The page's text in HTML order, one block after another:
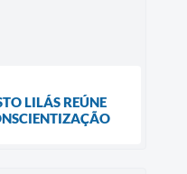
LILÁS REÚNE